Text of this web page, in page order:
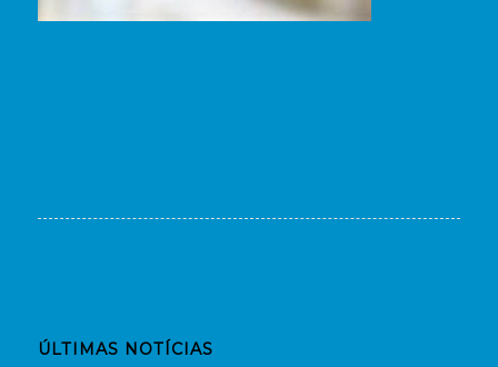
ÚLTIMAS NOTÍCIAS